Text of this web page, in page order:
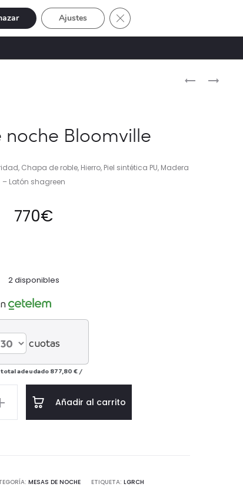
OFERTAS Buscar
MESITA
MESITA
Bloomville
Chapa de roble, Hierro, Piel sintética PU, Madera
– Latón shagreen
770€
2 disponibles
cuotas
adeudado 877,80 € /
Añadir al carrito
MESAS DE NOCHE ETIQUETA: LGRCH
Ajustes Cerrar el banner de cookies